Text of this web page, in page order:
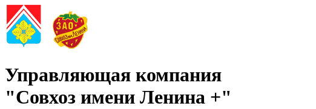
Управляющая компания
"Совхоз имени Ленина +"